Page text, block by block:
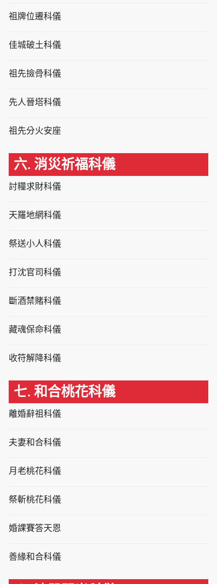
祖牌位遷科儀
佳城破土科儀
祖先撿骨科儀
先人晉塔科儀
祖先分火安座
六. 消災祈福科儀
討糧求財科儀
天羅地網科儀
祭送小人科儀
打沈官司科儀
斷酒禁賭科儀
藏魂保命科儀
收符解降科儀
七. 和合桃花科儀
離婚辭祖科儀
夫妻和合科儀
月老桃花科儀
祭斬桃花科儀
婚課賽答天恩
善緣和合科儀